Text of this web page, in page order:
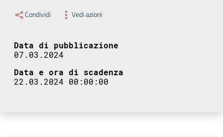
Condividi Vedi azioni
Data di pubblicazione
07.03.2024
Data e ora di scadenza
22.03.2024 00:00:00